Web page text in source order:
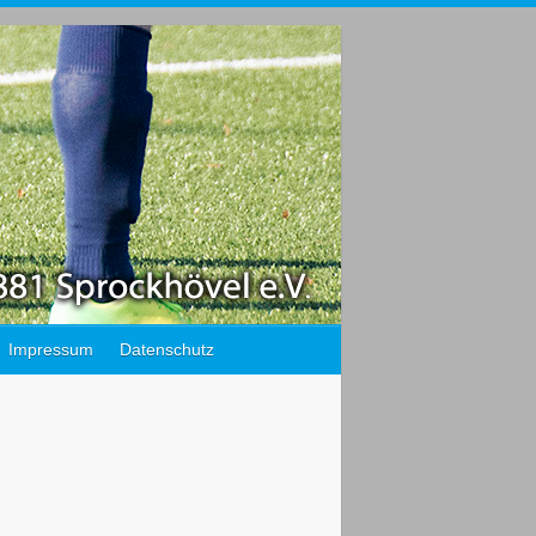
Impressum Datenschutz